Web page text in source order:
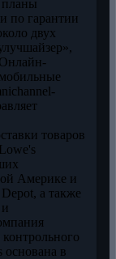
планы
по гарантии
двух
товаров
Америке и
а также
контрольного
основана в